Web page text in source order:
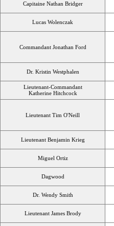
Capitaine Nathan Bridger
Lucas Wolenczak
Commandant Jonathan Ford
Dr. Kristin Westphalen
Lieutenant-Commandant
Katherine Hitchcock
Lieutenant Tim O'Neill
Lieutenant Benjamin Krieg
Miguel Ortiz
Dagwood
Dr. Wendy Smith
Lieutenant James Brody